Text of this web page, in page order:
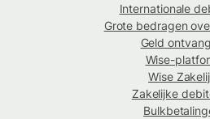
Internationale
Grote bedragen
Geld
Wise-
Wise
Zakelijke